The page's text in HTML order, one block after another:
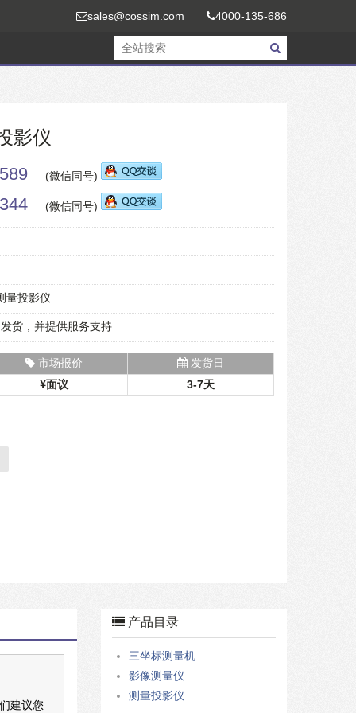
sales@cossim.com 4000-135-686
影仪
(微信同号)
(微信同号)
量投影仪
货，并提供服务支持
市场报价
发货日
面议
3-7天
建议您
产品目录
三坐标测量机
影像测量仪
测量投影仪